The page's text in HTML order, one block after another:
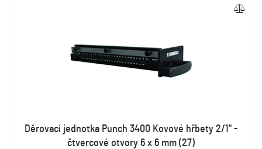
Děrovací jednotka Punch 3400 Kovové hřbety 2/1" -
čtvercové otvory 6 x 6 mm (27)